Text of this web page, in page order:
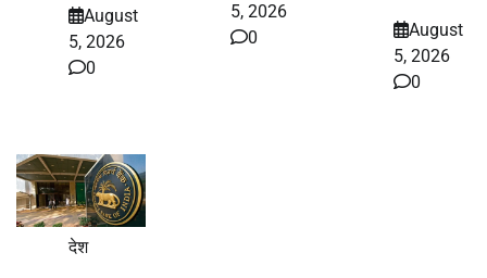
August
5, 2026
0
5, 2026
0
August
5, 2026
0
देश